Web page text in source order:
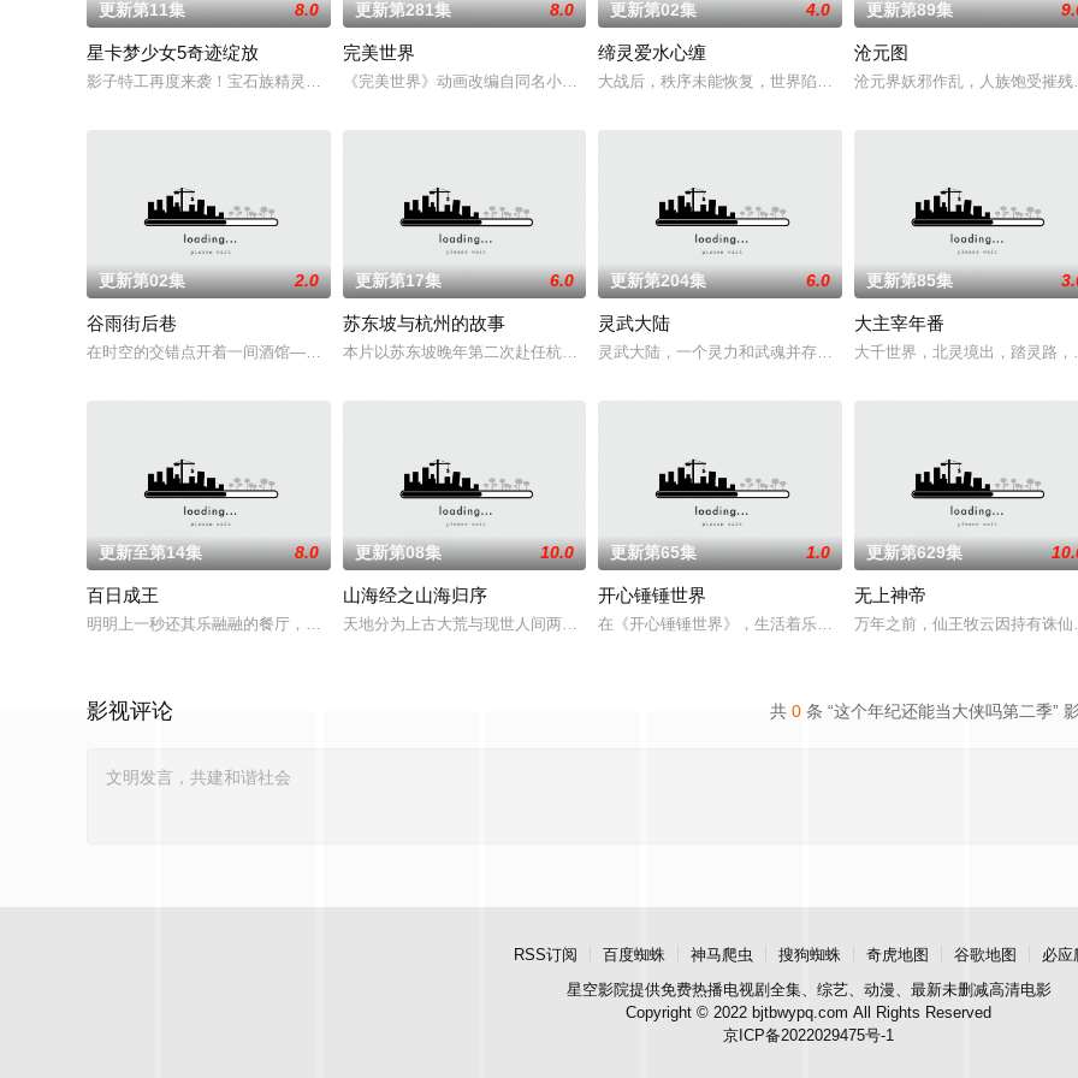
更新第11集 8.0
星卡梦少女5奇迹绽放
影子特工再度来袭！宝石族精灵竟然成了关键所在！东方桃子与伙伴们一边为救治师父森木宇冲击仙蜜试炼赛冠军，一边暗中追查潜伏在参赛者
更新第281集 8.0
完美世界
《完美世界》动画改编自同名小说。他为修道而生，为应劫而至，他身化亿万血雨，洒落万古岁月，经历
更新第02集 4.0
缔灵爱水心缠
大战后，秩序未能恢复，世界陷入混乱。混沌从深渊崛起，黑暗如
更新第89集
沧元图
沧元界妖邪作乱，人族饱受摧
更新第02集 2.0
谷雨街后巷
在时空的交错点开着一间酒馆——谷雨街后巷。 无论城市的角落，还是繁星坠落的荒漠， 穿过现实的迷宫，欢迎光临“谷雨街后巷”。 在这有着
更新第17集 6.0
苏东坡与杭州的故事
本片以苏东坡晚年第二次赴任杭州，与老友佛印（一心想将苏东坡渡入佛门）、辽国女粉丝耶律云（原型
更新第204集 6.0
灵武大陆
灵武大陆，一个灵力和武魂并存的世界，灵修一念动山河，武者徒
更新第85集
大主宰年番
大千世界，北灵境出，踏灵路
更新至第14集 8.0
百日成王
明明上一秒还其乐融融的餐厅，下一秒竟然血流成河……明明是爱民如子的君王下一秒竟然变成嗜血凶兽……“明”失去了一切在乎的人，这个糟
更新第08集 10.0
山海经之山海归序
天地分为上古大荒与现世人间两界，由太极壁垒相隔，域外虚无异境滋生侵蚀神魂、扰乱秩序的暗紫色暗
更新第65集 1.0
开心锤锤世界
在《开心锤锤世界》，生活着乐观善良的少年锤锤和他性格各异的
更新第629集
无上神帝
万年之前，仙王牧云因持有诛
共 0 条 “这个年纪还能当大侠吗第二季”
影视评论
RSS订阅 百度蜘蛛 神马爬虫 搜狗蜘蛛 奇虎地图 谷歌地图
必应
星空影院提供免费热播电视剧全集、综艺、动漫、最新未删减高清电影
Copyright © 2022 bjtbwypq.com All Rights Reserved
京ICP备2022029475号-1